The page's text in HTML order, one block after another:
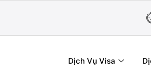
Dịch Vụ Visa